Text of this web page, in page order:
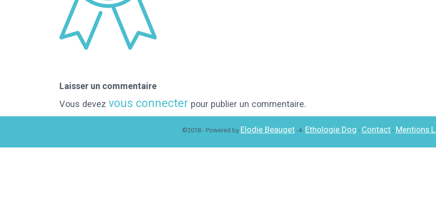
Laisser un commentaire
Vous devez vous connecter pour publier un commentaire.
©2018 - Powered by Elodie Beauget -4- Ethologie Dog - Contact - Mentions